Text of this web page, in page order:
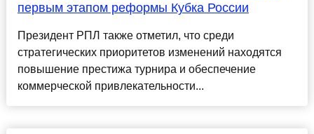
первым этапом реформы Кубка России
Президент РПЛ также отметил, что среди
стратегических приоритетов изменений находятся
повышение престижа турнира и обеспечение
коммерческой привлекательности...